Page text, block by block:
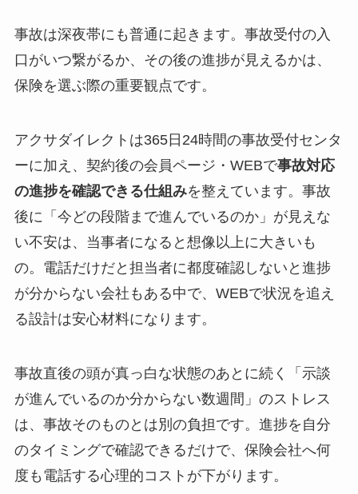
事故は深夜帯にも普通に起きます。事故受付の入
口がいつ繋がるか、その後の進捗が見えるかは、
保険を選ぶ際の重要観点です。
アクサダイレクトは365日24時間の事故受付センタ
ーに加え、契約後の会員ページ・WEBで事故対応
の進捗を確認できる仕組みを整えています。事故
後に「今どの段階まで進んでいるのか」が見えな
い不安は、当事者になると想像以上に大きいも
の。電話だけだと担当者に都度確認しないと進捗
が分からない会社もある中で、WEBで状況を追え
る設計は安心材料になります。
事故直後の頭が真っ白な状態のあとに続く「示談
が進んでいるのか分からない数週間」のストレス
は、事故そのものとは別の負担です。進捗を自分
のタイミングで確認できるだけで、保険会社へ何
度も電話する心理的コストが下がります。